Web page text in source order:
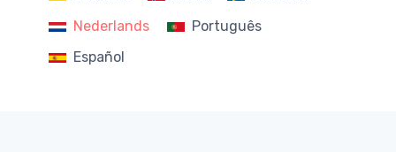
Nederlands
Português
Español